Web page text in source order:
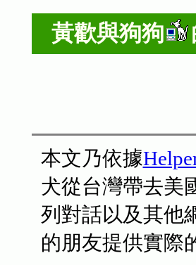
黃歡與狗狗
本文乃依據
犬從台灣帶去美
列對話以及其他
的朋友提供實際